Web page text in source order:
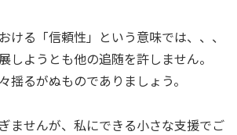
ける「信頼性」という意味では、、、
しようとも他の追随を許しません。
揺るがぬものでありましょう。
ませんが、私にできる小さな支援でご